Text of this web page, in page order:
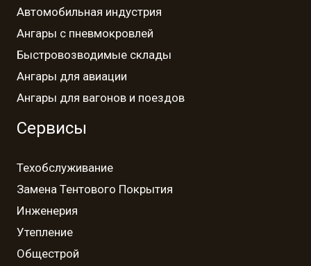
Автомобильная индустрия
Ангары с пневмокровлей
Быстровозводимые склады
Ангары для авиации
Ангары для вагонов и поездов
Сервисы
Техобслуживание
Замена Тентового Покрытия
Инженерия
Утепление
Общестрой